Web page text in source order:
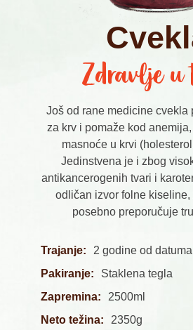
Zdravlje u
Još od rane medicine cvekla
za krv i pomaže kod
masnoće u krvi
Jedinstvena je i zbog
antikancerogenih tvari i
odličan izvor folne kiseline,
posebno preporučuje
Trajanje:
2 godine od
Pakiranje:
Staklena tegla
Zapremina:
2500ml
Neto težina:
2350g